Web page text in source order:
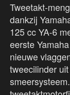
Tweetakt-
dankzij
125 cc YA-6
eerste
nieuwe
tweecilinder